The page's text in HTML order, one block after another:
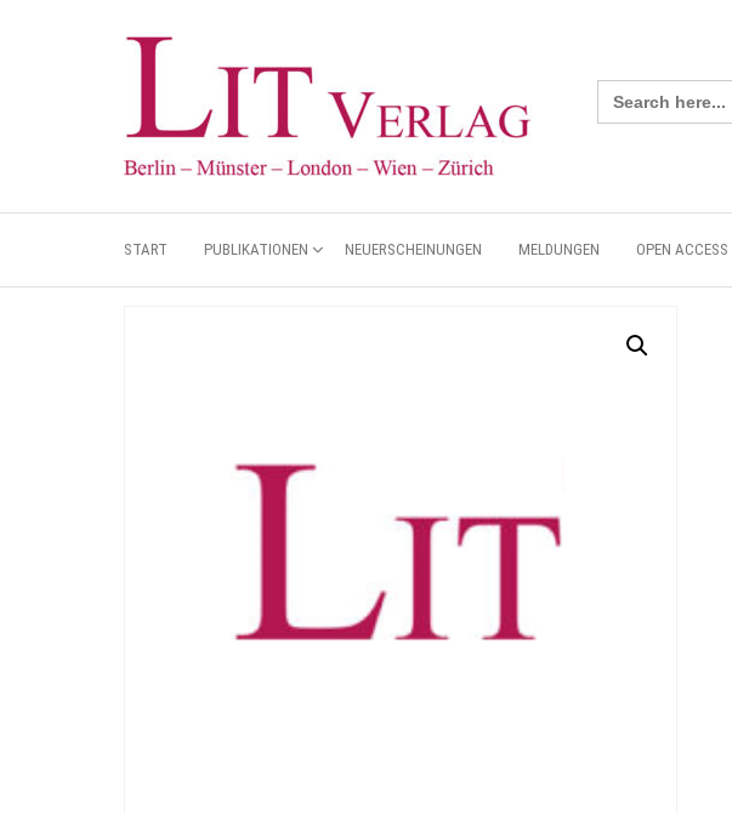
Search
for:
START PUBLIKATIONEN NEUERSCHEINUNGEN MELDUNGEN OPEN ACCESS